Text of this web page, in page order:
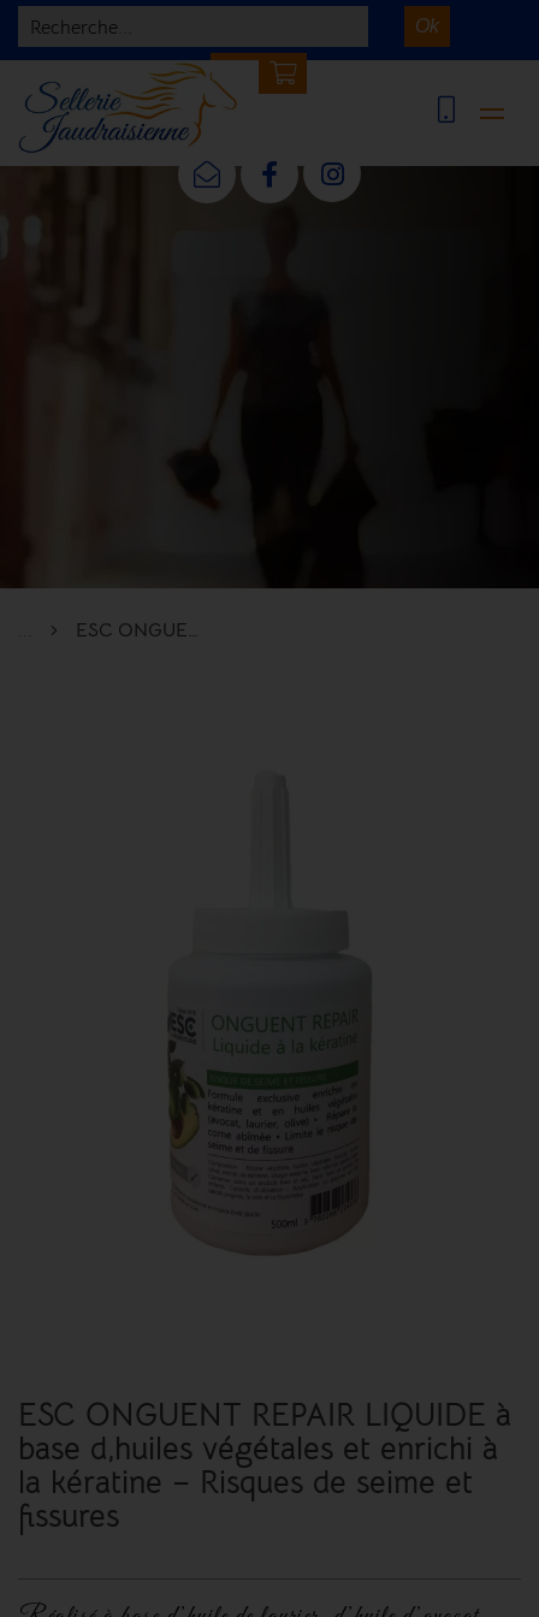
Recherche... Ok
ESC ONGUENT REPAIR LIQUIDE à base d,huiles végétales et enrichi à la kératine – Risques de seime et fissures
ESC ONGUENT REPAIR LIQUIDE à
base d,huiles végétales et enrichi à
la kératine – Risques de seime et
fissures